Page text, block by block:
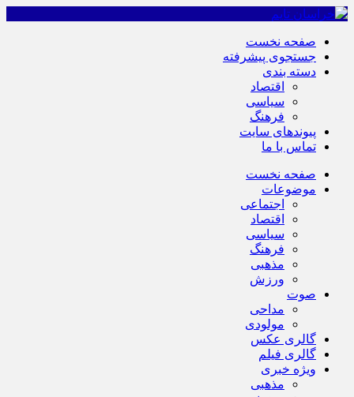
صفحه نخست
جستجوی پیشرفته
دسته بندی
اقتصاد
سیاسی
فرهنگ
پیوندهای سایت
تماس با ما
صفحه نخست
موضوعات
اجتماعی
اقتصاد
سیاسی
فرهنگ
مذهبی
ورزش
صوت
مداحی
مولودی
گالری عکس
گالری فیلم
ویژه خبری
مذهبی